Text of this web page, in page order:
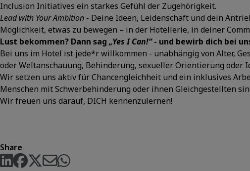
Inclusion Initiatives ein starkes Gefühl der Zugehörigkeit.
Lead with Your Ambition - Deine Ideen, Leidenschaft und dein
Möglichkeit, etwas zu bewegen – in der Hotellerie, in deiner
Lust bekommen? Dann sag „Yes I Can!“- und bewirb dich bei
Bei uns im Hotel ist jede*r willkommen - unabhängig von Alter,
oder Weltanschauung, Behinderung, sexueller Orientierung oder
Wir setzen uns aktiv für Chancengleichheit und ein inklusives
Menschen mit Schwerbehinderung oder ihnen Gleichgestellten
Wir freuen uns darauf, DICH kennenzulernen!
Share